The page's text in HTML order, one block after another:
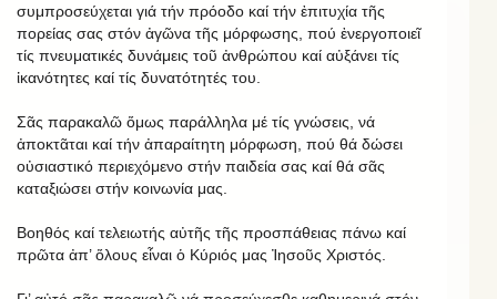
συμπροσεύχεται γιά τήν πρόοδο καί τήν ἐπιτυχία τῆς
πορείας σας στόν ἀγῶνα τῆς μόρφωσης, πού ἐνεργοποιεῖ
τίς πνευματικές δυνάμεις τοῦ ἀνθρώπου καί αὐξάνει τίς
ἰκανότητες καί τίς δυνατότητές του.
Σᾶς παρακαλῶ ὅμως παράλληλα μέ τίς γνώσεις, νά
ἀποκτᾶται καί τήν ἀπαραίτητη μόρφωση, πού θά δώσει
οὐσιαστικό περιεχόμενο στήν παιδεία σας καί θά σᾶς
καταξιώσει στήν κοινωνία μας.
Βοηθός καί τελειωτής αὐτῆς τῆς προσπάθειας πάνω καί
πρῶτα ἀπ’ ὅλους εἶναι ὁ Κύριός μας Ἰησοῦς Χριστός.